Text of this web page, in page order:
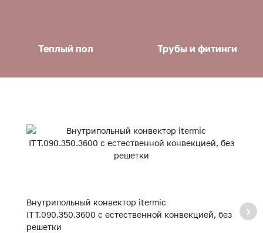
Теплый пол Трубы и фитинги
Внутрипольный конвектор itermic
ITT.090.350.3600 с естественной конвекцией, без
решетки